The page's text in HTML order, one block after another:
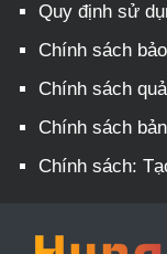
Quy định sử
Chính sách
Chính sách
Chính sách
Chính sách: